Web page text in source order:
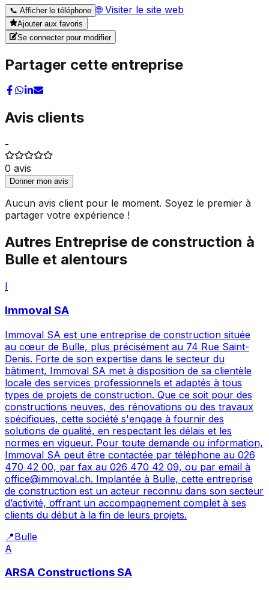
📞 Afficher le téléphone 🌐Visiter le site web
Ajouter aux favoris
Se connecter pour modifier
Partager cette entreprise
Avis clients
-
0 avis
Donner mon avis
Aucun avis client pour le moment. Soyez le premier à
partager votre expérience !
Autres Entreprise de construction à
Bulle et alentours
I
Immoval SA
Immoval SA est une entreprise de construction située
au cœur de Bulle, plus précisément au 74 Rue Saint-
Denis. Forte de son expertise dans le secteur du
bâtiment, Immoval SA met à disposition de sa clientèle
locale des services professionnels et adaptés à tous
types de projets de construction. Que ce soit pour des
constructions neuves, des rénovations ou des travaux
spécifiques, cette société s'engage à fournir des
solutions de qualité, en respectant les délais et les
normes en vigueur. Pour toute demande ou information,
Immoval SA peut être contactée par téléphone au 026
470 42 00, par fax au 026 470 42 09, ou par email à
office@immoval.ch. Implantée à Bulle, cette entreprise
de construction est un acteur reconnu dans son secteur
d’activité, offrant un accompagnement complet à ses
clients du début à la fin de leurs projets.
📍Bulle
A
ARSA Constructions SA